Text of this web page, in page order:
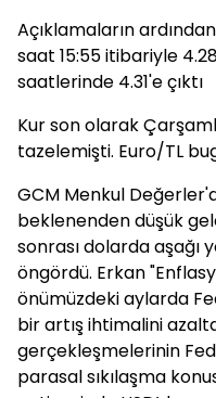
Açıklamaların
saat 15:55 itibariyle
saatlerinde 4.31'e çıktı
Kur son olarak
tazelemişti. Euro/TL
GCM Menkul
beklenenden düşük
sonrası dolarda
öngördü. Erkan
önümüzdeki aylarda
bir artış ihtimalini
gerçekleşmelerinin
parasal sıkılaşma